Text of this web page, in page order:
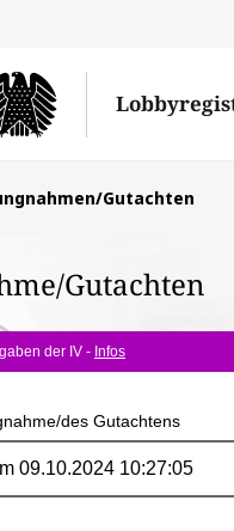
Gutachten
Gutachten
der IV - Infos
des Gutachtens